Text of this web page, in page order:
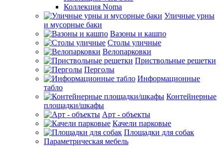
Коллекция Noma
Уличные урны
и мусорные баки
Вазоны и кашпо
Столы уличные
Велопарковки
Приствольные решетки
Перголы
Информационные
табло
Контейнерные
площадки/шкафы
Арт - объекты
Качели парковые
Площадки для собак
Параметрическая мебель